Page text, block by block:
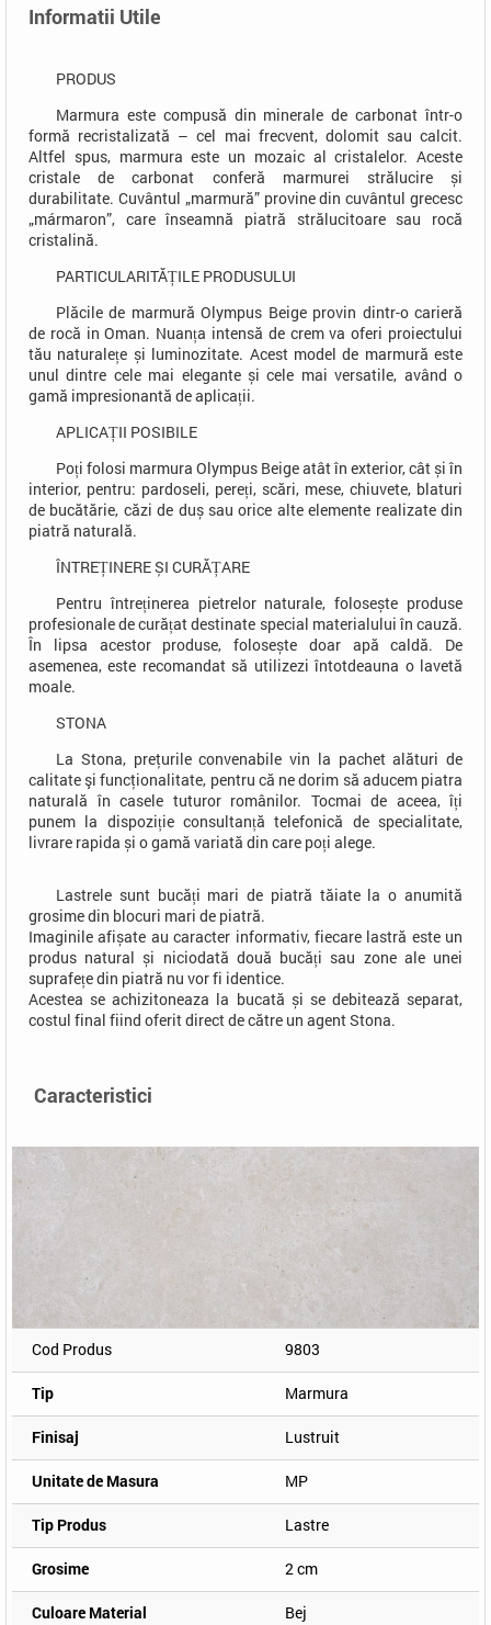
Informatii Utile
PRODUS
Marmura este compusă din minerale de carbonat într-o
formă recristalizată – cel mai frecvent, dolomit sau calcit.
Altfel spus, marmura este un mozaic al cristalelor. Aceste
cristale de carbonat conferă marmurei strălucire și
durabilitate. Cuvântul „marmură” provine din cuvântul grecesc
„mármaron”, care înseamnă piatră strălucitoare sau rocă
cristalină.
PARTICULARITĂȚILE PRODUSULUI
Plăcile de marmură Olympus Beige provin dintr-o carieră
de rocă in Oman. Nuanța intensă de crem va oferi proiectului
tău naturalețe și luminozitate. Acest model de marmură este
unul dintre cele mai elegante și cele mai versatile, având o
gamă impresionantă de aplicații.
APLICAȚII POSIBILE
Poți folosi marmura Olympus Beige atât în exterior, cât și în
interior, pentru: pardoseli, pereți, scări, mese, chiuvete, blaturi
de bucătărie, căzi de duș sau orice alte elemente realizate din
piatră naturală.
ÎNTREȚINERE ȘI CURĂȚARE
Pentru întreținerea pietrelor naturale, folosește produse
profesionale de curățat destinate special materialului în cauză.
În lipsa acestor produse, folosește doar apă caldă. De
asemenea, este recomandat să utilizezi întotdeauna o lavetă
moale.
STONA
La Stona, preţurile convenabile vin la pachet alături de
calitate şi funcţionalitate, pentru că ne dorim să aducem piatra
naturală în casele tuturor românilor. Tocmai de aceea, îți
punem la dispoziție consultanță telefonică de specialitate,
livrare rapida și o gamă variată din care poți alege.
Lastrele sunt bucăți mari de piatră tăiate la o anumită
grosime din blocuri mari de piatră.
Imaginile afișate au caracter informativ, fiecare lastră este un
produs natural și niciodată două bucăți sau zone ale unei
suprafețe din piatră nu vor fi identice.
Acestea se achizitoneaza la bucată și se debitează separat,
costul final fiind oferit direct de către un agent Stona.
Caracteristici
Cod Produs 9803
Tip Marmura
Finisaj Lustruit
Unitate de Masura MP
Tip Produs Lastre
Grosime 2 cm
Culoare Material Bej